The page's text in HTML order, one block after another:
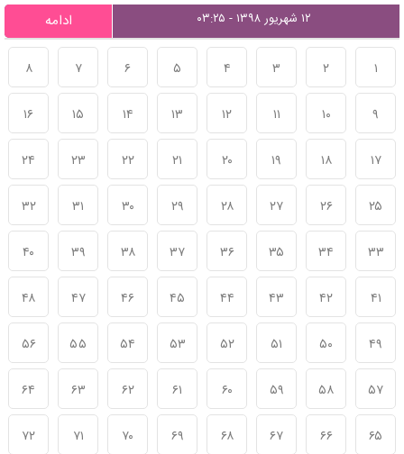
۱۲ شهریور ۱۳۹۸ - ۰۳:۲۵ ادامه
۱ ۲ ۳ ۴ ۵ ۶ ۷ ۸
۹ ۱۰ ۱۱ ۱۲ ۱۳ ۱۴ ۱۵ ۱۶
۱۷ ۱۸ ۱۹ ۲۰ ۲۱ ۲۲ ۲۳ ۲۴
۲۵ ۲۶ ۲۷ ۲۸ ۲۹ ۳۰ ۳۱ ۳۲
۳۳ ۳۴ ۳۵ ۳۶ ۳۷ ۳۸ ۳۹ ۴۰
۴۱ ۴۲ ۴۳ ۴۴ ۴۵ ۴۶ ۴۷ ۴۸
۴۹ ۵۰ ۵۱ ۵۲ ۵۳ ۵۴ ۵۵ ۵۶
۵۷ ۵۸ ۵۹ ۶۰ ۶۱ ۶۲ ۶۳ ۶۴
۶۵ ۶۶ ۶۷ ۶۸ ۶۹ ۷۰ ۷۱ ۷۲